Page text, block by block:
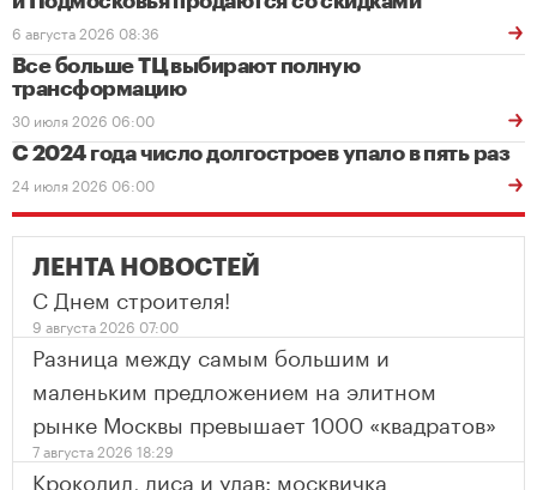
6 августа 2026 08:36
Все больше ТЦ выбирают полную
трансформацию
30 июля 2026 06:00
С 2024 года число долгостроев упало в пять раз
24 июля 2026 06:00
ЛЕНТА НОВОСТЕЙ
С Днем строителя!
9 августа 2026 07:00
Разница между самым большим и
маленьким предложением на элитном
рынке Москвы превышает 1000 «квадратов»
7 августа 2026 18:29
Крокодил, лиса и удав: москвичка